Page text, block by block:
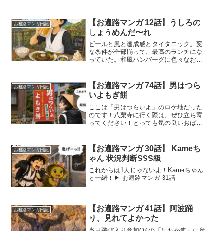
お遍路マンガ日記
【お遍路マンガ 12話】うしろの
しょうめんだ〜れ
ビールと風と達成感とタイタニック。変
な条件が全部揃って、最高のランチにな
っていた。和風ハンバーグに色々なおか
能はかなり低め。ルート：宿 → 別格10西
山興隆寺 → 別格...
お遍路マンガ日記
【お遍路マンガ 74話】男はつら
いよもぎ餅
ここは「男はつらいよ」のロケ地だった
のです！八栗寺に行く際は、ぜひ立ち寄
ってください！とっても気の良いおばち
接待MITSUYA CIDER ありがとうござい
ます▶︎...
お遍路マンガ日記
【お遍路マンガ 30話】 Kameち
ゃん 状況判断SSS級
これからは1人じゃないよ！Kameちゃん
と一緒！▶︎ お遍路マンガ 31話
お遍路マンガ日記
【お遍路マンガ 41話】阿波踊
り、見れてよかった